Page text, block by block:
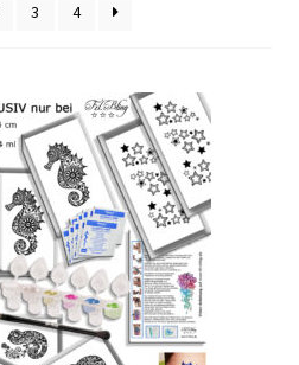
3 4